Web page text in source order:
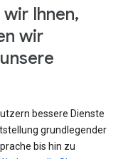
Ihnen,
wir
bessere Dienste
grundlegender
bis hin zu